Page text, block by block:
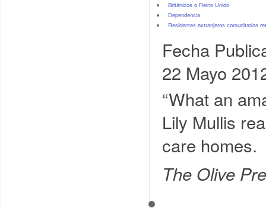
Británicos o Reino Unido
Dependencia
Residentes extranjeros comunitarios
Fecha
22 Mayo
“What an
Lily Mullis
care homes.
The Olive